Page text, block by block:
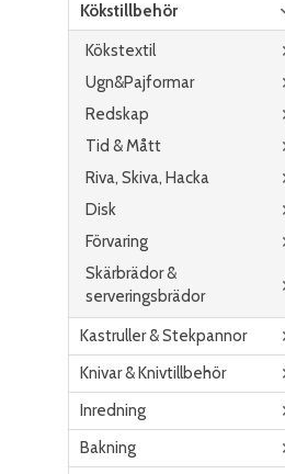
Kökstillbehör
Kökstextil
Ugn&Pajformar
Redskap
Tid & Mått
Riva, Skiva, Hacka
Disk
Förvaring
Skärbrädor &
serveringsbrädor
Kastruller & Stekpannor
Knivar & Knivtillbehör
Inredning
Bakning